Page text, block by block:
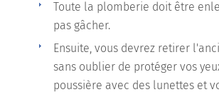
Toute la plomberie doit être
pas gâcher.
Ensuite, vous devrez retirer
sans oublier de protéger vos
poussière avec des lunettes et